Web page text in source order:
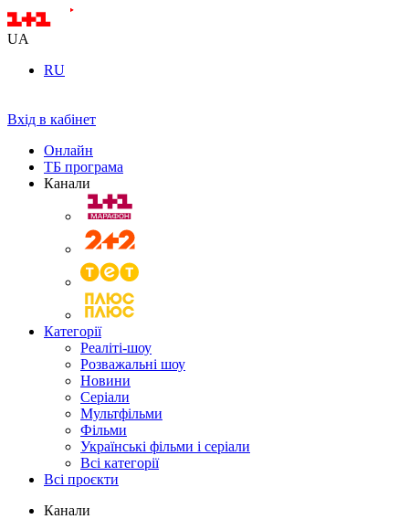
UA
RU
Вхід в кабінет
Онлайн
ТБ програма
Канали
Категорії
Реаліті-шоу
Розважальні шоу
Новини
Серіали
Мультфільми
Фільми
Українські фільми і серіали
Всі категорії
Всі проєкти
Канали